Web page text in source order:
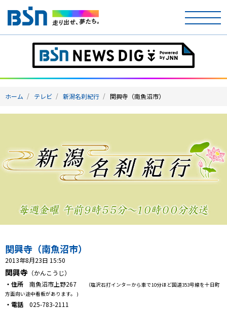
ホーム
テレビ
ラジオ
イベント
ニュース
天気
プレゼント
コンテンツ・アプリ
キッズ
Well-being
ホーム テレビ 新潟名刹紀行 関興寺（南魚沼市）
関興寺（南魚沼市）
2013年8月23日 15:50
関興寺 （かんこうじ）
・住所 南魚沼市上野267
（塩沢石打インターから車で10分ほど国道353号線を十日町
方面向い途中看板があります。 )
・電話 025-783-2111